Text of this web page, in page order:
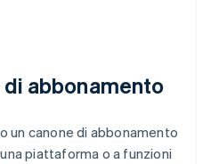
abbonamento
un canone di abbonamento
piattaforma o a funzioni